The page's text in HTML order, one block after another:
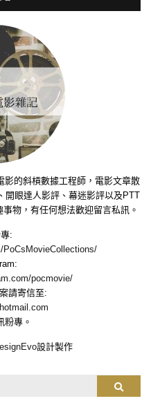
影的斜槓數據工程師，電影文章散
開眼達人影評、幕迷影評以及PTT
物，有任何想法歡迎留言私訊。
:
PoCsMovieCollections/
pocmovie/
請寄信至:
粉專。
設計製作
Search